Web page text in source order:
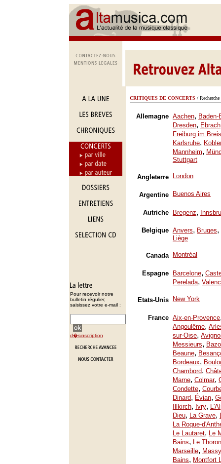
Pour recevoir notre
bulletin régulier,
saisissez votre e-mail :
d�sinscription
CRITIQUES DE CONCERTS /
Allemagne Aachen, Baden-
Dresden, Ebrach
Freiburg im
Karlsruhe,
Mannheim,
Stuttgart
Angleterre London
Argentine Buenos Aires
Autriche Bregenz,
Belgique Anvers, Bruges,
Liège
Canada Montréal
Espagne Barcelone,
Perelada,
Etats-Unis New York
France Aix-en-Provence
Angoulême,
sur-Oise,
Messieurs,
Beaune,
Bordeaux,
Chambord,
Marne, Colmar,
Condette,
Dinard, Évian,
Illkirch, Ivry,
Dieu, La Grave,
La Roque-
Le Lautaret, Le
Bains, Le
Marseille, Massy
Bains, Montfort